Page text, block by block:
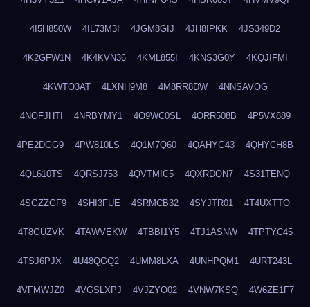
4I5H850W 4IL73M3I 4JGM8GIJ 4JH8IPKK 4JS349D2
4K2GFW1N 4K4KVN36 4KML855I 4KNS3G0Y 4KQJIFMI
4KWTO3AT 4LXNH9M8 4M8RR8DW 4NNSAVOG
4NOFJHTI 4NRBYMY1 4O9WC0SL 4ORR508B 4P5VX889
4PE2DGG9 4PW810LS 4Q1M7Q60 4QAHYG43 4QHYCH8B
4QL610TS 4QRSJ753 4QVTMIC5 4QXRDQN7 4S31TENQ
4SGZZGF9 4SHI3FUE 4SRMCB32 4SYJTR01 4T4UXTTO
4T8GUZVK 4TAWVEKW 4TBBI1Y5 4TJ1ASNW 4TPTYC45
4TSJ6PJX 4U48QGQ2 4UMM8LXA 4UNHPQM1 4URT243L
4VFMWJZ0 4VGSLXPJ 4VJZYO02 4VNW7KSQ 4W6ZE1F7